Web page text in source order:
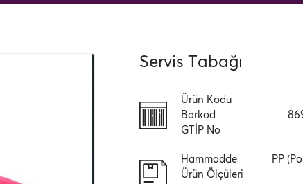
Servis Tabağı
Ürün Kodu
Barkod
GTİP No
Hammadde
Ürün Ölçüleri
PP